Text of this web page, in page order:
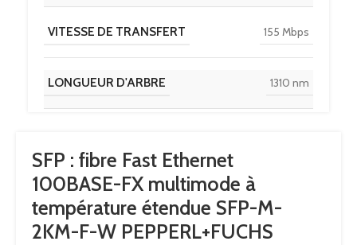
VITESSE DE TRANSFERT 155 Mbps
LONGUEUR D'ARBRE 1310 nm
50/125μm ou 62
LONGUEUR DU CÂBLE max. 2 km
SFP : fibre Fast Ethernet
100BASE-FX multimode à
température étendue SFP-M-
2KM-F-W PEPPERL+FUCHS